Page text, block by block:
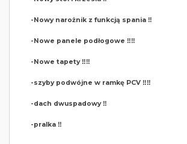
-Nowy narożnik z funkcją spania ‼️
-Nowe panele podłogowe ‼️‼️
-Nowe tapety ‼️‼️
-szyby podwójne w ramkę PCV ‼️‼️
-dach dwuspadowy ‼️
-pralka ‼️